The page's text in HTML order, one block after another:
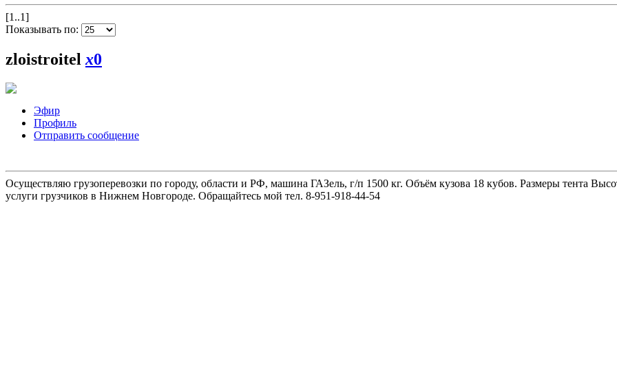
[1..1]
Показывать по:
zloistroitel x0
Эфир
Профиль
Отправить сообщение
Осуществляю грузоперевозки по городу, области и РФ, машина ГАЗель, г/п 1500 кг. Объём кузова 18 кубов. Размеры тента
услуги грузчиков в Нижнем Новгороде. Обращайтесь мой тел. 8-951-918-44-54